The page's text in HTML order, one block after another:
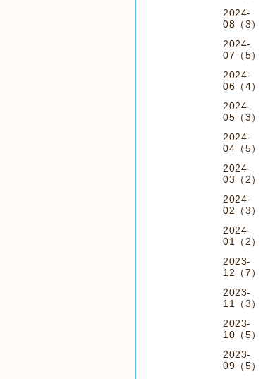
2024-
08（3）
2024-
07（5）
2024-
06（4）
2024-
05（3）
2024-
04（5）
2024-
03（2）
2024-
02（3）
2024-
01（2）
2023-
12（7）
2023-
11（3）
2023-
10（5）
2023-
09（5）